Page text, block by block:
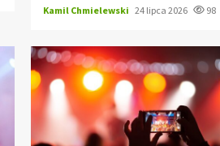
Kamil Chmielewski 24 lipca 2026 98